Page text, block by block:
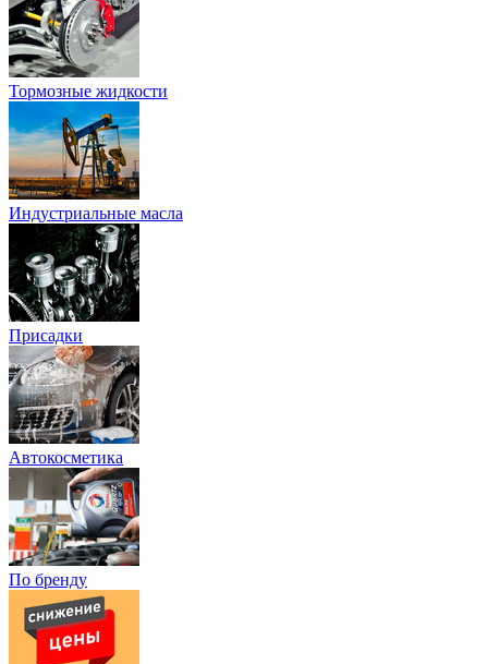
Тормозные жидкости
Индустриальные масла
Присадки
Автокосметика
По бренду